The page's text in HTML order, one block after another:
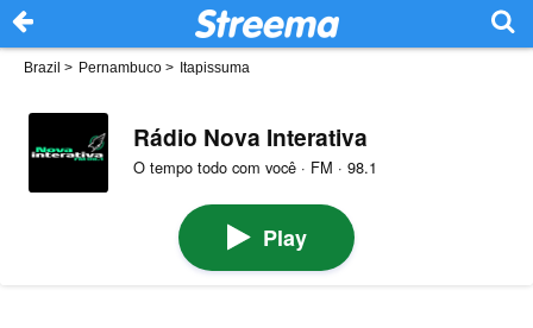
Brazil > Pernambuco > Itapissuma
Rádio Nova Interativa
O tempo todo com você · FM · 98.1
Play